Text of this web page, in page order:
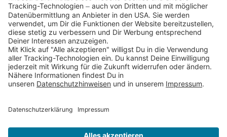
Folge uns auf
* Versandkostenfrei ab 9,00 € Bestellwert innerhalb
Deutschlands
** Lieferzeit 1-3 Werktage innerhalb Deutschlands
Thienemann-Esslinger Verlag GmbH, Blumenstraße 36, D-70182